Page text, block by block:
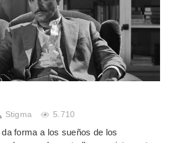
Stigma 5.710
forma a los sueños de los